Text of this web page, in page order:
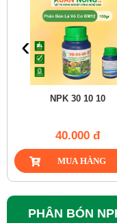
NPK 30 10 10
40.000 đ
‹
PHÂN BÓN